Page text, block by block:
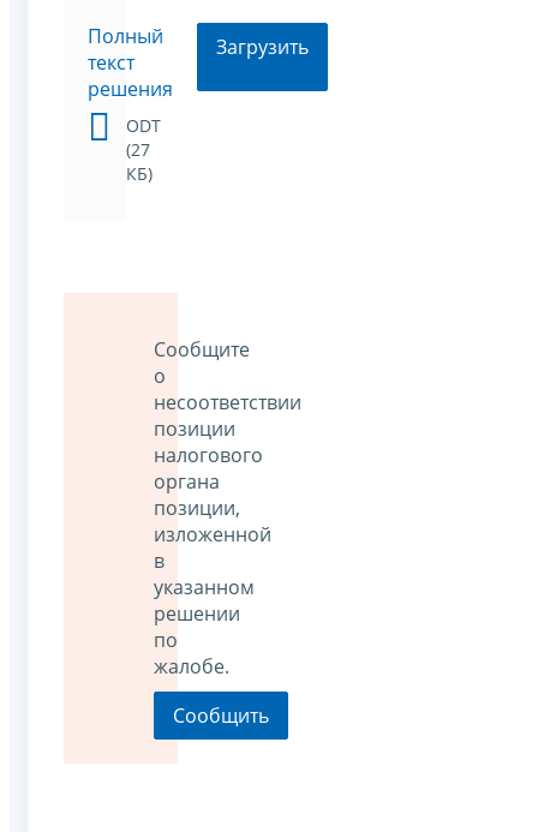
Полный
текст
решения
ODT
(27
КБ)
Загрузить
Сообщите
о
несоответствии
позиции
налогового
органа
позиции,
изложенной
в
указанном
решении
по
жалобе.